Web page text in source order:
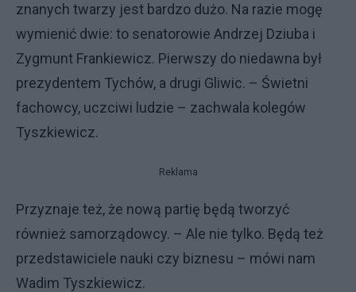
znanych twarzy jest bardzo dużo. Na razie mogę
wymienić dwie: to senatorowie Andrzej Dziuba i
Zygmunt Frankiewicz. Pierwszy do niedawna był
prezydentem Tychów, a drugi Gliwic. – Świetni
fachowcy, uczciwi ludzie – zachwala kolegów
Tyszkiewicz.
Reklama
Przyznaje też, że nową partię będą tworzyć
również samorządowcy. – Ale nie tylko. Będą też
przedstawiciele nauki czy biznesu – mówi nam
Wadim Tyszkiewicz.